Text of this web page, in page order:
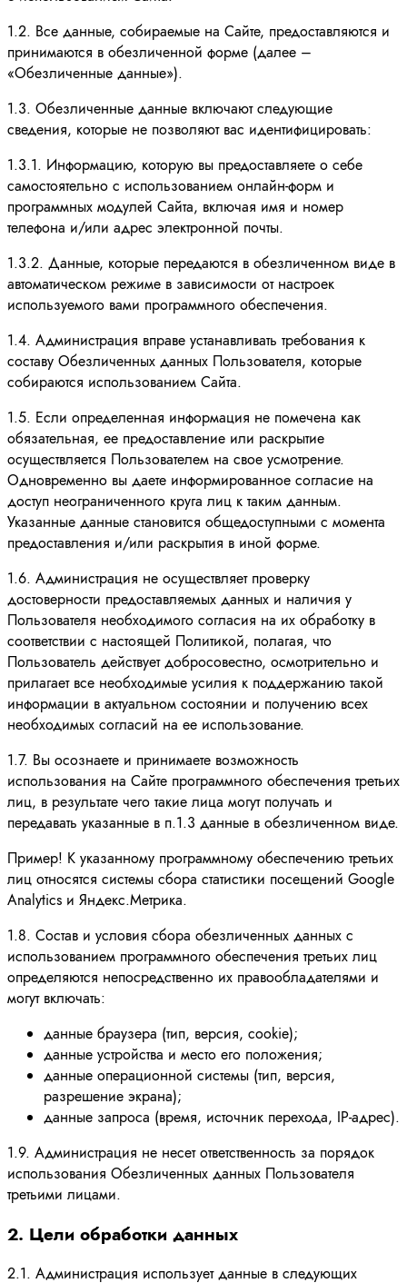
1.2. Все данные, собираемые на Сайте, предоставляются и
принимаются в обезличенной форме (далее –
«Обезличенные данные»).
1.3. Обезличенные данные включают следующие
сведения, которые не позволяют вас идентифицировать:
1.3.1. Информацию, которую вы предоставляете о себе
самостоятельно с использованием онлайн-форм и
программных модулей Сайта, включая имя и номер
телефона и/или адрес электронной почты.
1.3.2. Данные, которые передаются в обезличенном виде в
автоматическом режиме в зависимости от настроек
используемого вами программного обеспечения.
1.4. Администрация вправе устанавливать требования к
составу Обезличенных данных Пользователя, которые
собираются использованием Сайта.
1.5. Если определенная информация не помечена как
обязательная, ее предоставление или раскрытие
осуществляется Пользователем на свое усмотрение.
Одновременно вы даете информированное согласие на
доступ неограниченного круга лиц к таким данным.
Указанные данные становится общедоступными с момента
предоставления и/или раскрытия в иной форме.
1.6. Администрация не осуществляет проверку
достоверности предоставляемых данных и наличия у
Пользователя необходимого согласия на их обработку в
соответствии с настоящей Политикой, полагая, что
Пользователь действует добросовестно, осмотрительно и
прилагает все необходимые усилия к поддержанию такой
информации в актуальном состоянии и получению всех
необходимых согласий на ее использование.
1.7. Вы осознаете и принимаете возможность
использования на Сайте программного обеспечения третьих
лиц, в результате чего такие лица могут получать и
передавать указанные в п.1.3 данные в обезличенном виде.
Пример! К указанному программному обеспечению третьих
лиц относятся системы сбора статистики посещений Google
Analytics и Яндекс.Метрика.
1.8. Состав и условия сбора обезличенных данных с
использованием программного обеспечения третьих лиц
определяются непосредственно их правообладателями и
могут включать:
данные браузера (тип, версия, cookie);
данные устройства и место его положения;
данные операционной системы (тип, версия,
разрешение экрана);
данные запроса (время, источник перехода, IP-адрес).
1.9. Администрация не несет ответственность за порядок
использования Обезличенных данных Пользователя
третьими лицами.
2. Цели обработки данных
2.1. Администрация использует данные в следующих